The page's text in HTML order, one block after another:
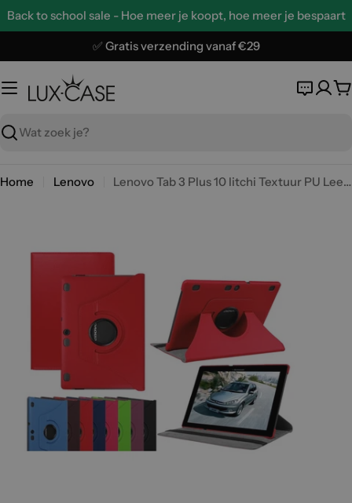
Ga
inhoud
Back to school sale - Hoe meer je koopt, hoe meer je bespaart
✅ Gratis verzending vanaf €29
Zoeken
Home Lenovo Lenovo Tab 3 Plus 10 litchi Textuur PU Leer flip Hoesje- Red
Open media 0 in modal